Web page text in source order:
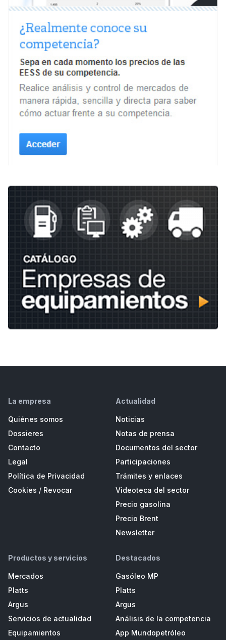
La empresa
Quiénes somos
Dossieres
Contacto
Legal
Política de Privacidad
Cookies / Revocar
Actualidad
Noticias
Notas de prensa
Documentos del sector
Participaciones
Trámites y enlaces
Videoteca del sector
Precio gasolina
Precio Brent
Newsletter
Productos y servicios
Mercados
Platts
Argus
Servicios de actualidad
Equipamientos
Destacados
Gasóleo MP
Platts
Argus
Análisis de la competencia
App Mundopetróleo